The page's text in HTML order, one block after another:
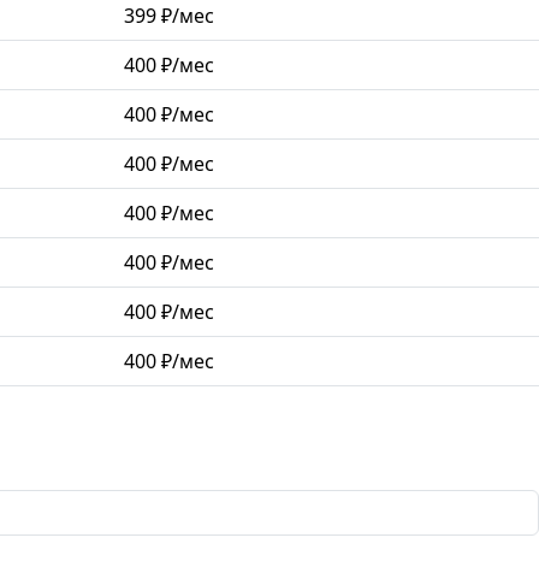
399 ₽/мес
400 ₽/мес
400 ₽/мес
400 ₽/мес
400 ₽/мес
400 ₽/мес
400 ₽/мес
400 ₽/мес